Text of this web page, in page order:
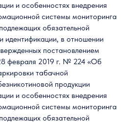
и особенностях внедрения
системы мониторинга
обязательной
идентификации, в отношении
постановлением
февраля 2019 г. № 224 «Об
табачной
продукции
и особенностях внедрения
системы мониторинга
обязательной